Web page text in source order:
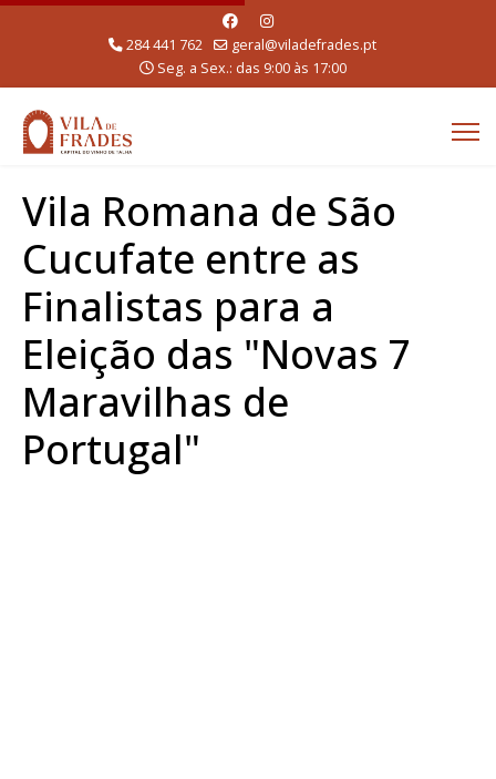
284 441 762
geral@viladefrades.pt
Seg. a Sex.: das 9:00 às 17:00
Vila Romana de São
Cucufate entre as
Finalistas para a
Eleição das "Novas 7
Maravilhas de
Portugal"